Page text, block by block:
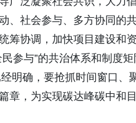
、社会参与、多方协同的
筹协调，加快项目建设和
参与”的共治体系和制度
明确，要抢抓时间窗口
章，为实现碳达峰碳中和